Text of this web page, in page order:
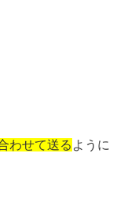
わせて送る ように